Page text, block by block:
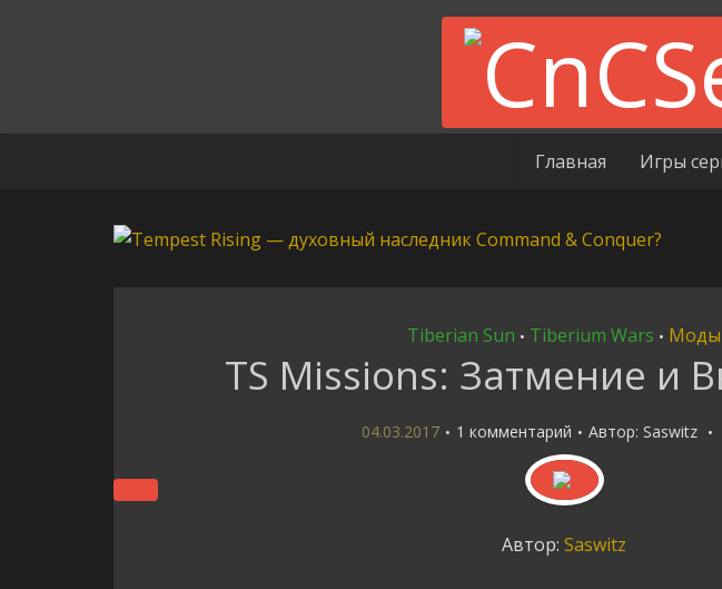
Главная Игры
Tiberian Sun • Tiberium Wars • Моды
TS Missions: Затмение и
04.03.2017 1 комментарий Автор: Saswitz
Автор: Saswitz